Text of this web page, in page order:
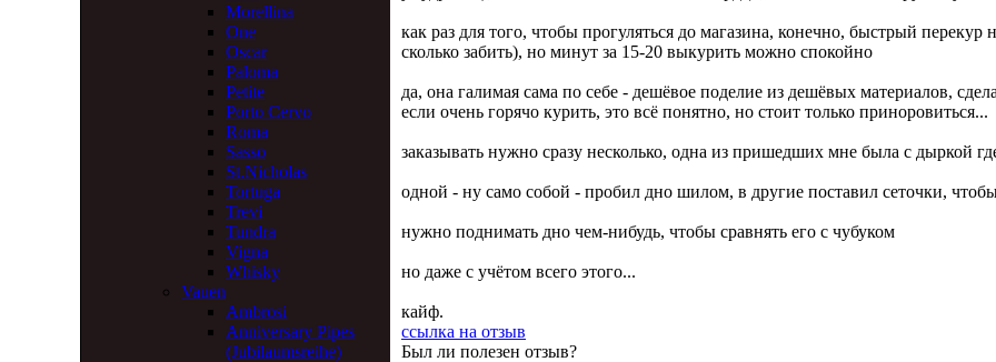
Morellina
One
Oscar
Paloma
Petite
Porto Cervo
Roma
Sasso
St.Nicholas
Tortuga
Trevi
Tundra
Vigna
Whisky
Vauen
Ambrosi
Anniversary Pipes
(Jubilaumsreihe)
как раз для того, чтобы прогуляться до магазина, конечно, быстрый перекур
сколько забить), но минут за 15-20 выкурить можно спокойно
да, она галимая сама по себе - дешёвое поделие из дешёвых материалов,
если очень горячо курить, это всё понятно, но стоит только приноровиться...
заказывать нужно сразу несколько, одна из пришедших мне была с дыркой
одной - ну само собой - пробил дно шилом, в другие поставил сеточки,
нужно поднимать дно чем-нибудь, чтобы сравнять его с чубуком
но даже с учётом всего этого...
кайф.
ссылка на отзыв
Был ли полезен отзыв?